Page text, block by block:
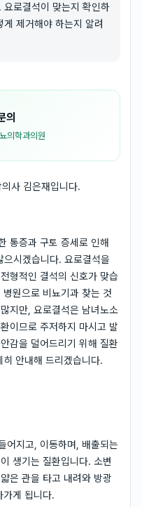
로결석이 맞는지 확인하
제거해야 하는지 알려
의
의학과의원
사 김은재입니다.
통증과 구토 증세로 인해
시겠습니다. 요로결석을
형적인 결석의 신호가 맞습
원으로 비뇨기과 찾는 것
지만, 요로결석은 남녀노소
이므로 주저하지 마시고 발
감을 덜어드리기 위해 질환
안내해 드리겠습니다.
어지고, 이동하며, 배출되는
생기는 질환입니다. 소변
은 관을 타고 내려와 방광
가게 됩니다.